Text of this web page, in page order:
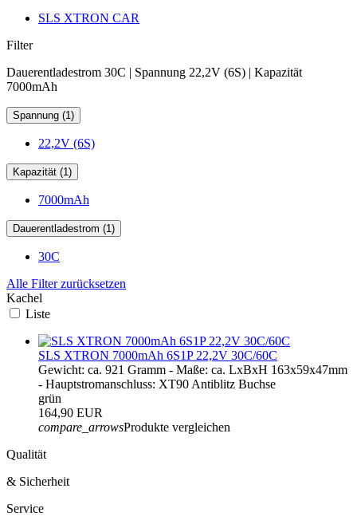
SLS XTRON CAR
Filter
Dauerentladestrom 30C | Spannung 22,2V (6S) | Kapazität
7000mAh
Spannung (1)
22,2V (6S)
Kapazität (1)
7000mAh
Dauerentladestrom (1)
30C
Alle Filter zurücksetzen
Kachel
Liste
SLS XTRON 7000mAh 6S1P 22,2V 30C/60C
Gewicht: ca. 921 Gramm - Maße: ca. LxBxH 163x59x47mm
- Hauptstromanschluss: XT90 Antiblitz Buchse
grün
164,90 EUR
compare_arrowsProdukte vergleichen
Qualität
& Sicherheit
Service